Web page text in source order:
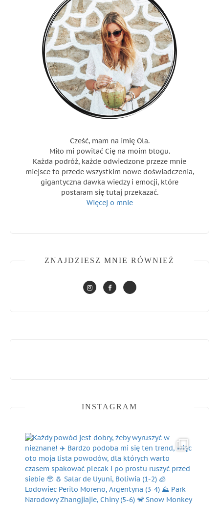
Cześć, mam na imię Ola.
Miło mi powitać Cię na moim blogu.
Każda podróż, każde odwiedzone przeze mnie
miejsce to przede wszystkim nowe doświadczenia,
gigantyczna dawka wiedzy i emocji, które
postaram się tutaj przekazać.
Więcej o mnie
ZNAJDZIESZ MNIE RÓWNIEŻ
INSTAGRAM